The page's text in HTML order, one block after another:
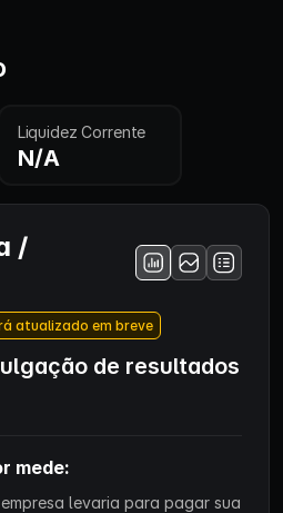
Liquidez Corrente
N/A
/
atualizado em breve
de resultados
mede:
levaria para pagar sua